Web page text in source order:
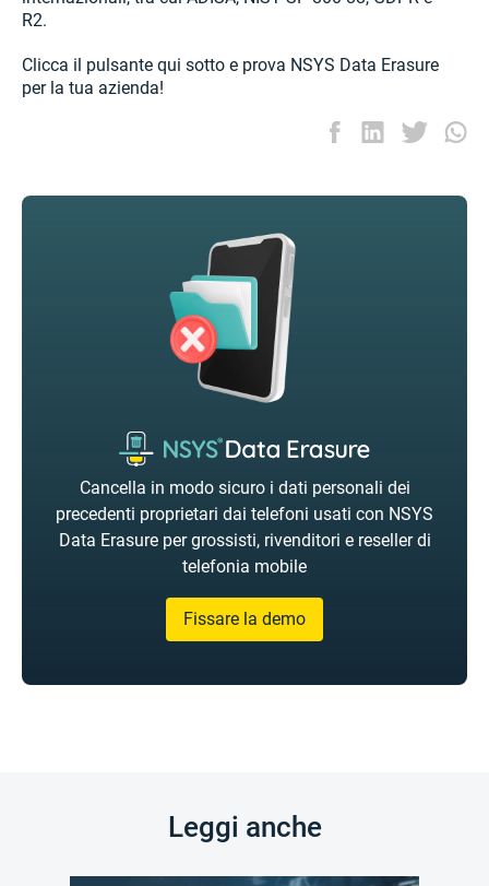
R2.
Clicca il pulsante qui sotto e prova NSYS Data Erasure
per la tua azienda!
Cancella in modo sicuro i dati personali dei
precedenti proprietari dai telefoni usati con NSYS
Data Erasure per grossisti, rivenditori e reseller di
telefonia mobile
Fissare la demo
Leggi anche